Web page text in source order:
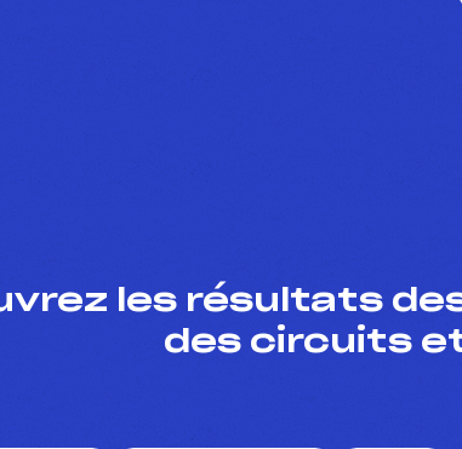
les résultats
des circuits